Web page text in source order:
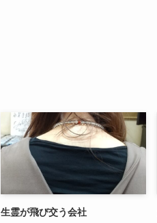
生霊が飛び交う会社